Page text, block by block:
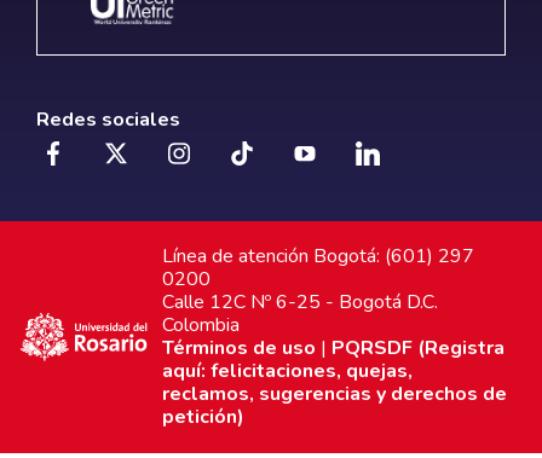
Redes sociales
Línea de atención Bogotá: (601) 297
0200
Calle 12C Nº 6-25 - Bogotá D.C.
Colombia
Términos de uso | PQRSDF (Registra
aquí: felicitaciones, quejas,
reclamos, sugerencias y derechos de
petición)